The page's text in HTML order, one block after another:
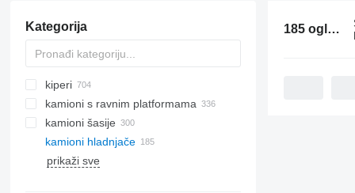
Kategorija
kiperi
kamioni s ravnim platformama
kamioni šasije
kamioni hladnjače
prikaži sve
185 oglasa: